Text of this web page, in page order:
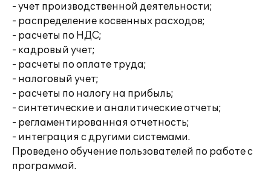
- учет производственной деятельности;
- распределение косвенных расходов;
- расчеты по НДС;
- кадровый учет;
- расчеты по оплате труда;
- налоговый учет;
- расчеты по налогу на прибыль;
- синтетические и аналитические отчеты;
- регламентированная отчетность;
- интеграция с другими системами.
Проведено обучение пользователей по работе с
программой.